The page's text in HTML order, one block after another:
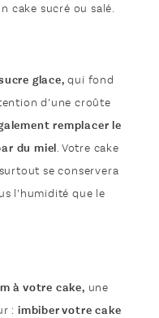
cake sucré ou salé.
glace, qui fond
d’une croûte
remplacer le
du miel . Votre cake
se conservera
l’humidité que le
à votre cake, une
:imbiber votre cake